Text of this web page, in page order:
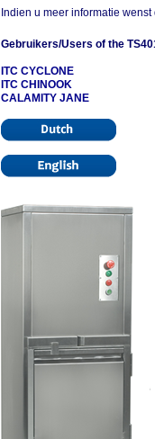
Indien u meer informatie
Gebruikers/Users of the
ITC CYCLONE
ITC CHINOOK
CALAMITY JANE